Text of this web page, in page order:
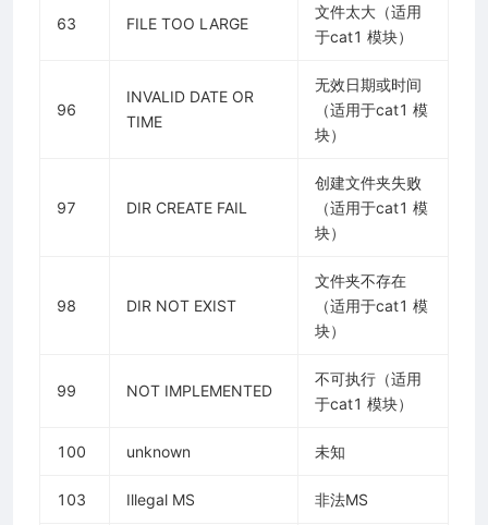
63 FILE TOO LARGE
文件太大（适用
于cat1 模块）
96
INVALID DATE OR
TIME
无效日期或时间
（适用于cat1 模
块）
97 DIR CREATE FAIL
创建文件夹失败
（适用于cat1 模
块）
98 DIR NOT EXIST
文件夹不存在
（适用于cat1 模
块）
99 NOT IMPLEMENTED
不可执行（适用
于cat1 模块）
100 unknown 未知
103 Illegal MS 非法MS